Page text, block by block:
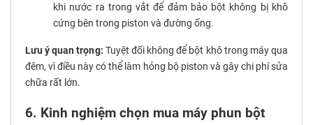
khi nước ra trong vắt để đảm bảo bột không bị khô
cứng bên trong piston và đường ống.
Lưu ý quan trọng: Tuyệt đối không để bột khô trong máy qua
đêm, vì điều này có thể làm hỏng bộ piston và gây chi phí sửa
chữa rất lớn.
6. Kinh nghiệm chọn mua máy phun bột